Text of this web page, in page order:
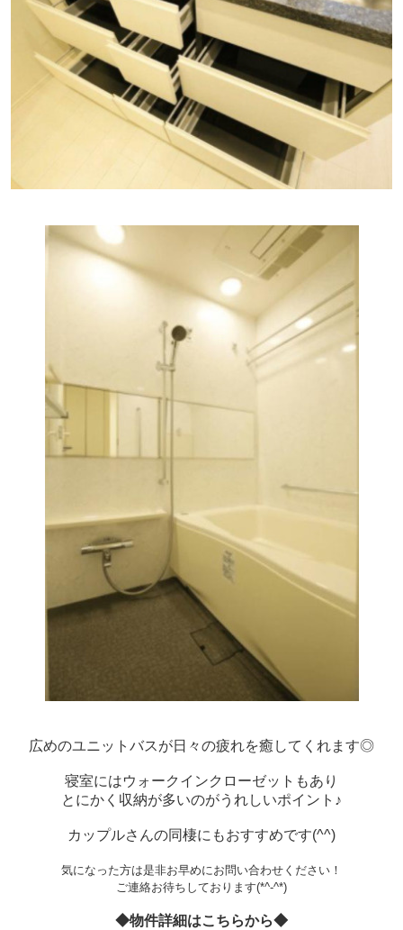
広めのユニットバスが日々の疲れを癒してくれます◎
寝室にはウォークインクローゼットもあり
とにかく収納が多いのがうれしいポイント♪
カップルさんの同棲にもおすすめです(^^)
気になった方は是非お早めにお問い合わせください！
ご連絡お待ちしております(*^-^*)
◆物件詳細はこちらから◆